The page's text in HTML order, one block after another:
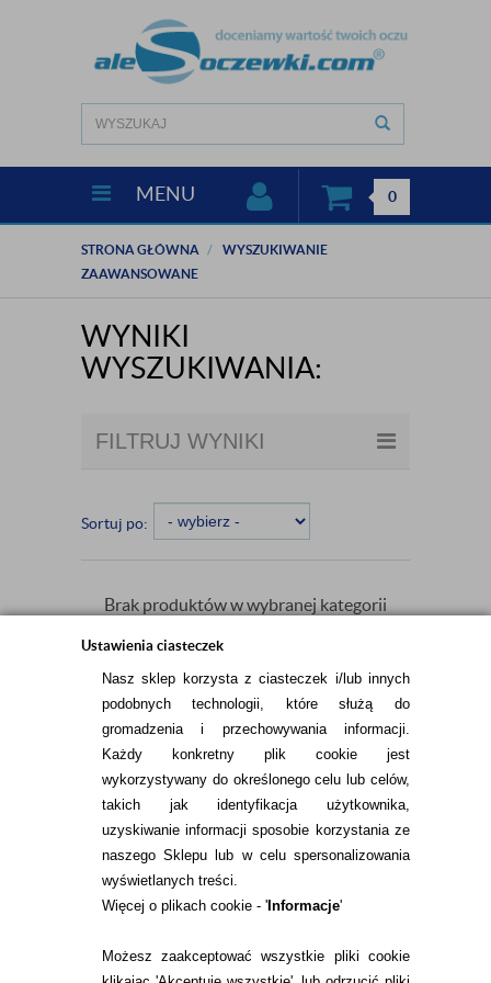
Ustawienia ciasteczek
Nasz sklep korzysta z ciasteczek i/lub innych
podobnych technologii, które służą do
gromadzenia i przechowywania informacji.
Każdy konkretny plik cookie jest
wykorzystywany do określonego celu lub celów,
takich jak identyfikacja użytkownika,
uzyskiwanie informacji sposobie korzystania ze
naszego Sklepu lub w celu spersonalizowania
wyświetlanych treści.
Więcej o plikach cookie - 'Informacje'
Możesz zaakceptować wszystkie pliki cookie
MENU 0
STRONA GŁÓWNA
WYSZUKIWANIE
ZAAWANSOWANE
WYNIKI
WYSZUKIWANIA:
FILTRUJ WYNIKI
Sortuj po:
Brak produktów w wybranej kategorii
INFORMACJE KONTAKTOWE
KONTAKT
TEL.